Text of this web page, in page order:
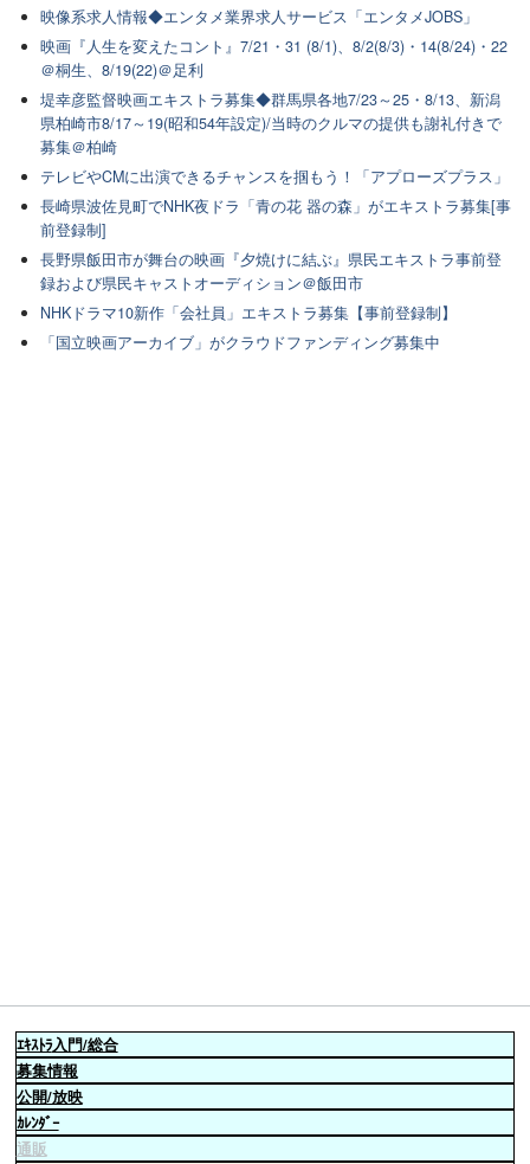
映像系求人情報◆エンタメ業界求人サービス「エンタメJOBS」
映画『人生を変えたコント』7/21・31 (8/1)、8/2(8/3)・14(8/24)・22
＠桐生、8/19(22)＠足利
堤幸彦監督映画エキストラ募集◆群馬県各地7/23～25・8/13、新潟
県柏崎市8/17～19(昭和54年設定)/当時のクルマの提供も謝礼付きで
募集＠柏崎
テレビやCMに出演できるチャンスを掴もう！「アプローズプラス」
長崎県波佐見町でNHK夜ドラ「青の花 器の森」がエキストラ募集[事
前登録制]
長野県飯田市が舞台の映画『夕焼けに結ぶ』県民エキストラ事前登
録および県民キャストオーディション＠飯田市
NHKドラマ10新作「会社員」エキストラ募集【事前登録制】
「国立映画アーカイブ」がクラウドファンディング募集中
ｴｷｽﾄﾗ入門/総合
募集情報
公開/放映
ｶﾚﾝﾀﾞｰ
通販